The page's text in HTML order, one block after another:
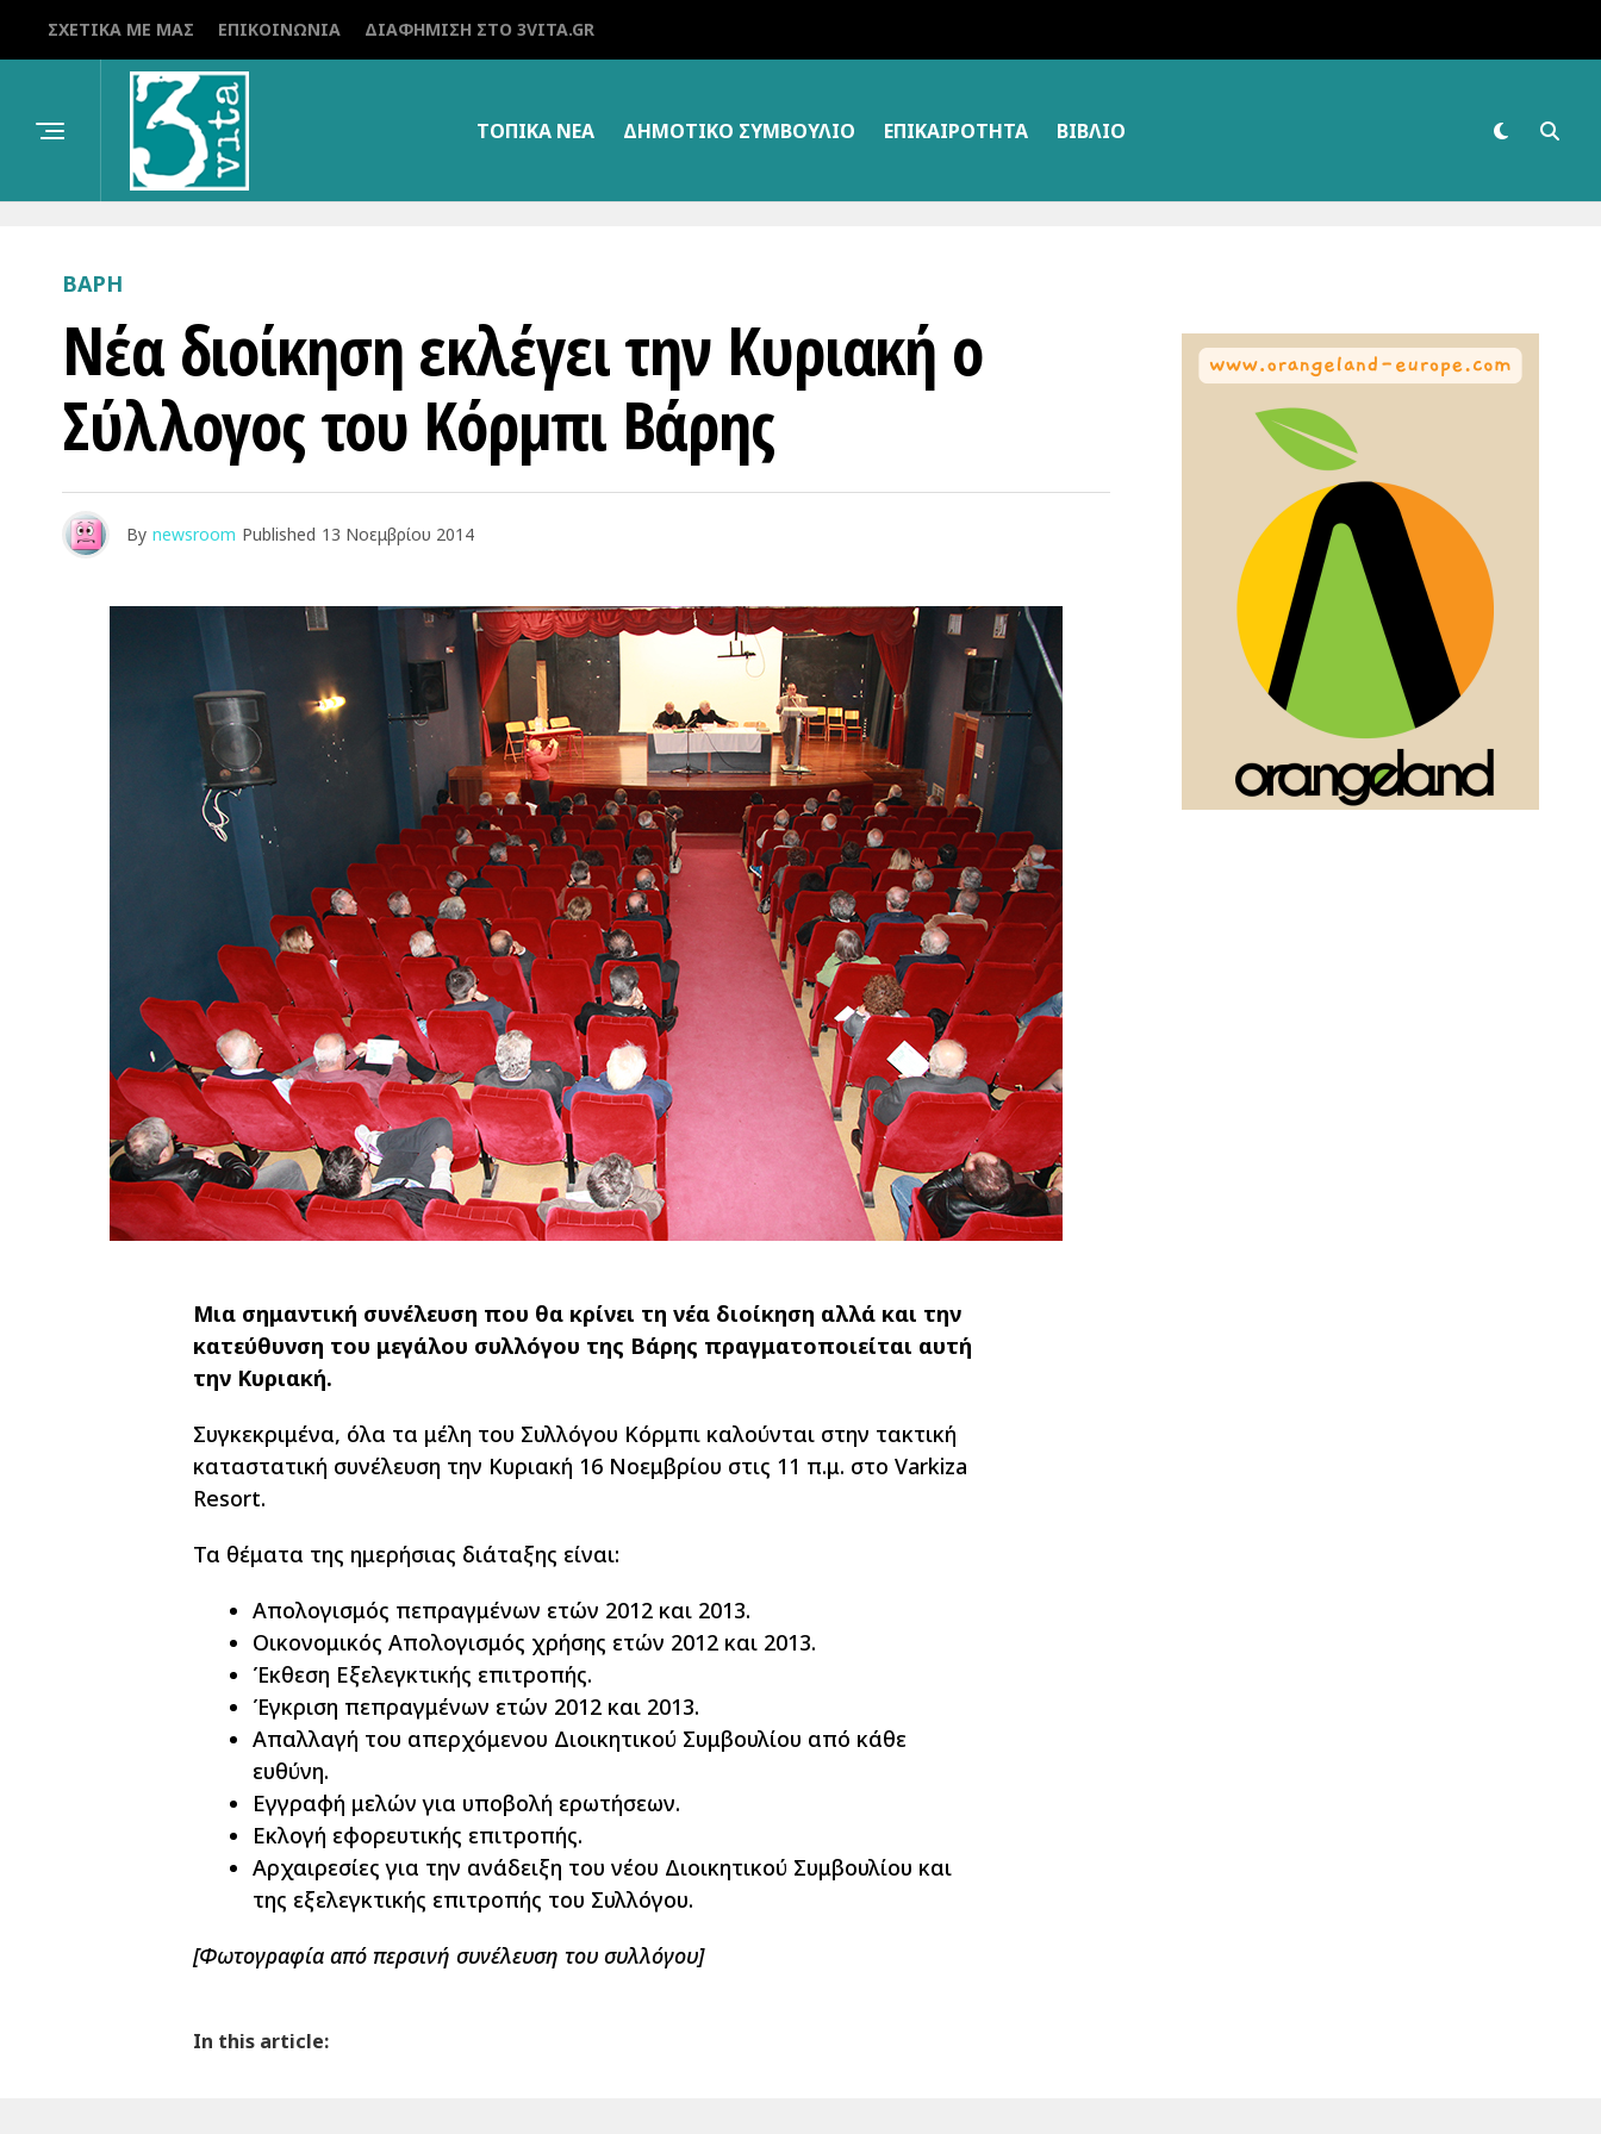
ΣΧΕΤΙΚΆ ΜΕ ΜΑΣ ΕΠΙΚΟΙΝΩΝΊΑ ΔΙΑΦΉΜΙΣΗ ΣΤΟ 3VITA.GR
ΤΟΠΙΚΑ ΝΕΑ ΔΗΜΟΤΙΚΌ ΣΥΜΒΟΎΛΙΟ ΕΠΙΚΑΙΡΌΤΗΤΑ ΒΙΒΛΊΟ
ΒΑΡΗ
Νέα διοίκηση εκλέγει την Κυριακή ο
Σύλλογος του Κόρμπι Βάρης
By newsroom Published 13 Νοεμβρίου 2014
Μια σημαντική συνέλευση που θα κρίνει τη νέα διοίκηση αλλά και την
κατεύθυνση του μεγάλου συλλόγου της Βάρης πραγματοποιείται αυτή
την Κυριακή.
Συγκεκριμένα, όλα τα μέλη του Συλλόγου Κόρμπι καλούνται στην τακτική
καταστατική συνέλευση την Κυριακή 16 Νοεμβρίου στις 11 π.μ. στο Varkiza
Resort.
Τα θέματα της ημερήσιας διάταξης είναι:
Aπολογισμός πεπραγμένων ετών 2012 και 2013.
Οικονομικός Απολογισμός χρήσης ετών 2012 και 2013.
Έκθεση Εξελεγκτικής επιτροπής.
Έγκριση πεπραγμένων ετών 2012 και 2013.
Απαλλαγή του απερχόμενου Διοικητικού Συμβουλίου από κάθε
ευθύνη.
Εγγραφή μελών για υποβολή ερωτήσεων.
Εκλογή εφορευτικής επιτροπής.
Αρχαιρεσίες για την ανάδειξη του νέου Διοικητικού Συμβουλίου και
της εξελεγκτικής επιτροπής του Συλλόγου.
[Φωτογραφία από περσινή συνέλευση του συλλόγου]
In this article: